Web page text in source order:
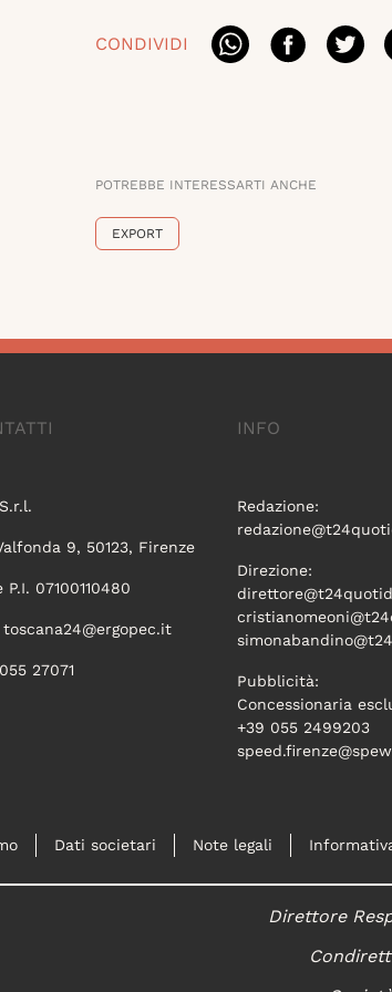
CONDIVIDI
POTREBBE INTERESSARTI ANCHE
EXPORT
9, 50123, Firenze
P.I. 07100110480
toscana24@ergopec.it
27071
INFO
Redazione:
Direzione:
Pubblicità:
Concessionaria
+39 055 2499203
Dati societari Note legali
Direttore